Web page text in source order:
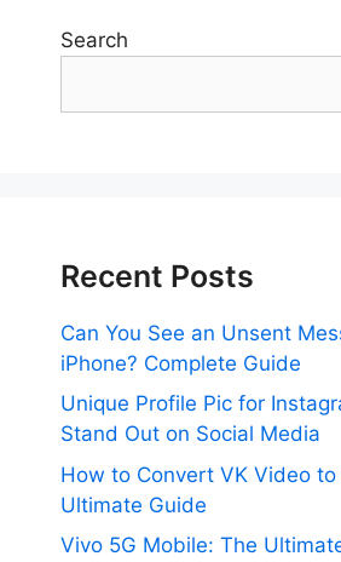
Search
Recent Posts
Can You See an Unsent
iPhone? Complete Guide
Unique Profile Pic for
Stand Out on Social Media
How to Convert VK Video to
Ultimate Guide
Vivo 5G Mobile: The